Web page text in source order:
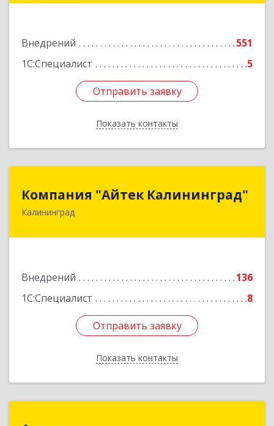
Внедрений
551
1С:Специалист
5
Отправить заявку
Показать контакты
Подробнее
Отправить заявку
Назад
Компания "Айтек Калининград"
Калининград
Внедрений
136
1С:Специалист
8
Отправить заявку
Показать контакты
Компания "Айтек Калининград"
236016, Калининградская обл, Калининград г,
Отправить заявку
Назад